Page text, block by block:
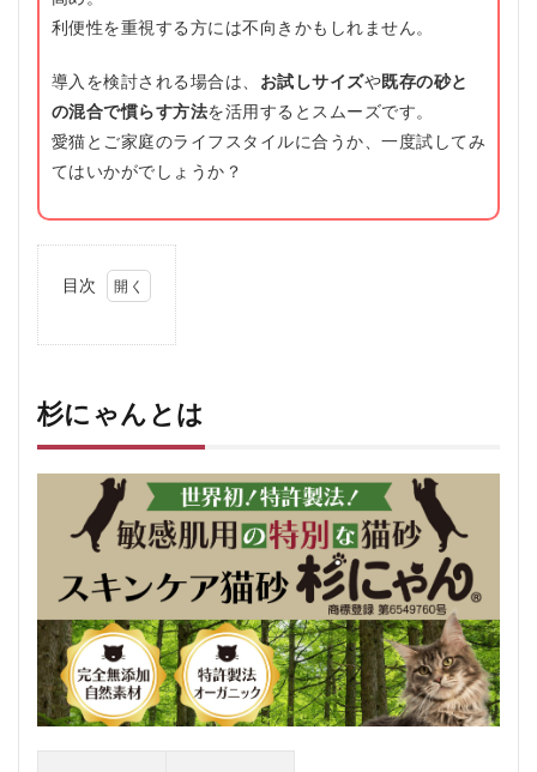
利便性を重視する方には不向きかもしれません。
導入を検討される場合は、 お試しサイズや既存の砂と
の混合で慣らす方法を活用するとスムーズです。
愛猫とご家庭のライフスタイルに合うか、一度試してみ
てはいかがでしょうか？
目次
ん
と
は
ゃん
コ
ミ、
評判
2.1
杉に
ゃん
の悪
杉にゃんとは